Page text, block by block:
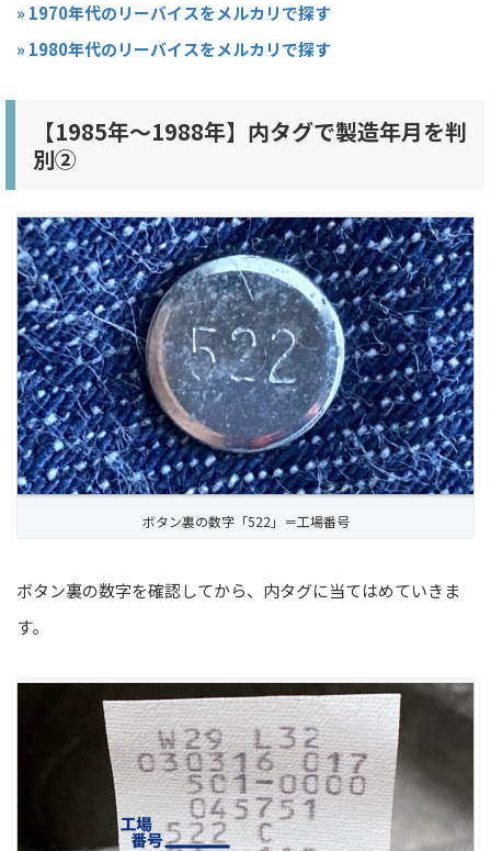
» 1970年代のリーバイスをメルカリで探す
» 1980年代のリーバイスをメルカリで探す
【1985年〜1988年】内タグで製造年月を判
別②
ボタン裏の数字「522」＝工場番号
ボタン裏の数字を確認してから、内タグに当てはめていきま
す。